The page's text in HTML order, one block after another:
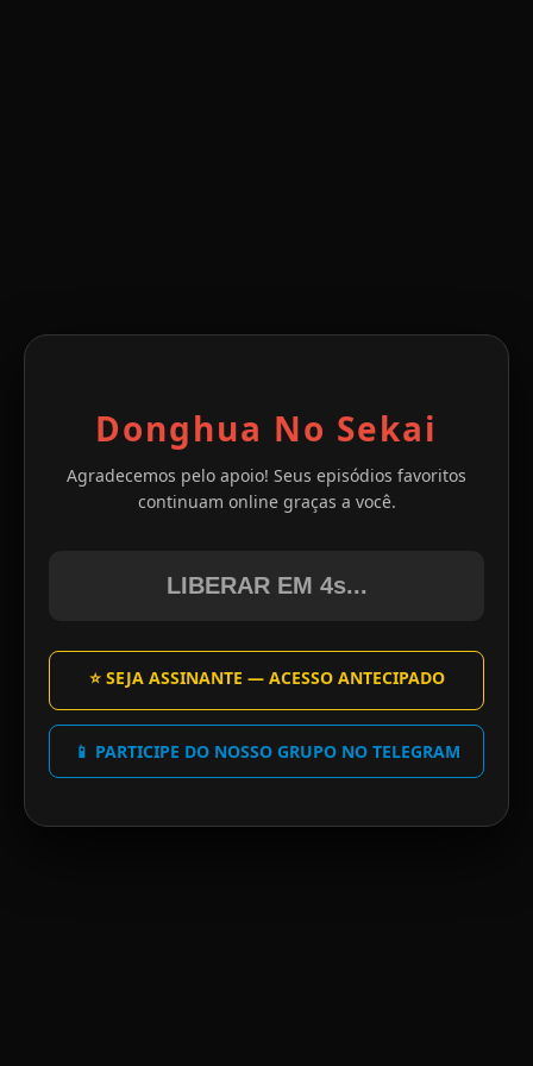
Donghua No Sekai
Agradecemos pelo apoio! Seus episódios favoritos
continuam online graças a você.
LIBERAR EM 4s...
⭐ SEJA ASSINANTE — ACESSO ANTECIPADO
📱 PARTICIPE DO NOSSO GRUPO NO TELEGRAM